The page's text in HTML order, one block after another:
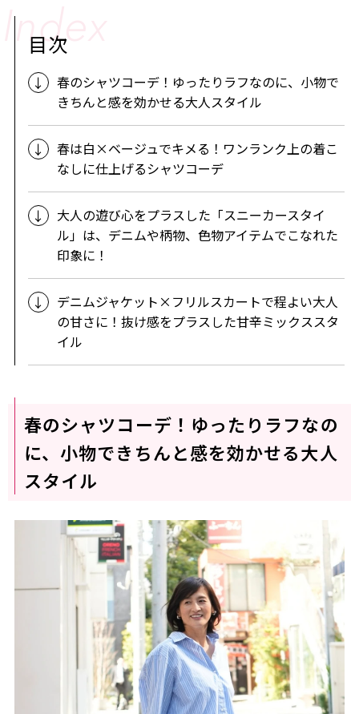
目次
春のシャツコーデ！ゆったりラフなのに、小物で
きちんと感を効かせる大人スタイル
春は白×ベージュでキメる！ワンランク上の着こ
なしに仕上げるシャツコーデ
大人の遊び心をプラスした「スニーカースタイ
ル」は、デニムや柄物、色物アイテムでこなれた
印象に！
デニムジャケット×フリルスカートで程よい大人
の甘さに！抜け感をプラスした甘辛ミックススタ
イル
春のシャツコーデ！ゆったりラフなの
に、小物できちんと感を効かせる大人
スタイル